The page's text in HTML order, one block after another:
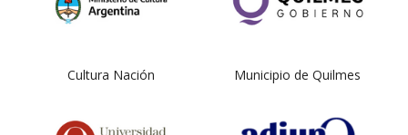
Cultura Nación Municipio de Quilmes